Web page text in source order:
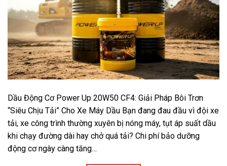
Dầu Động Cơ Power Up 20W50 CF4: Giải Pháp Bôi Trơn
“Siêu Chịu Tải” Cho Xe Máy Dầu Bạn đang đau đầu vì đội xe
tải, xe công trình thường xuyên bị nóng máy, tụt áp suất dầu
khi chạy đường dài hay chở quá tải? Chi phí bảo dưỡng
động cơ ngày càng tăng…